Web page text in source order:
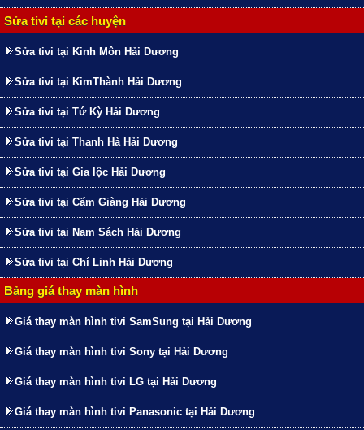
Sửa tivi tại các huyện
Sửa tivi tại Kinh Môn Hải Dương
Sửa tivi tại KimThành Hải Dương
Sửa tivi tại Tứ Kỳ Hải Dương
Sửa tivi tại Thanh Hà Hải Dương
Sửa tivi tại Gia lộc Hải Dương
Sửa tivi tại Cẩm Giàng Hải Dương
Sửa tivi tại Nam Sách Hải Dương
Sửa tivi tại Chí Linh Hải Dương
Bảng giá thay màn hình
Giá thay màn hình tivi SamSung tại Hải Dương
Giá thay màn hình tivi Sony tại Hải Dương
Giá thay màn hình tivi LG tại Hải Dương
Giá thay màn hình tivi Panasonic tại Hải Dương